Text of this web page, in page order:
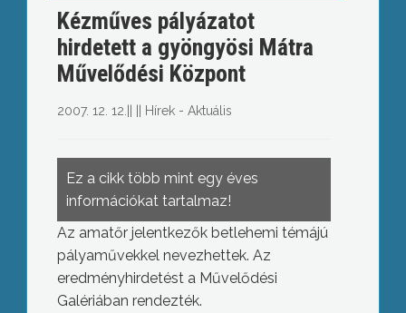
Kézműves pályázatot
hirdetett a gyöngyösi Mátra
Művelődési Központ
2007. 12. 12. Hírek - Aktuális
Ez a cikk több mint egy éves
információkat tartalmaz!
Az amatőr jelentkezők betlehemi témájú
pályaművekkel nevezhettek. Az
eredményhirdetést a Művelődési
Galériában rendezték.